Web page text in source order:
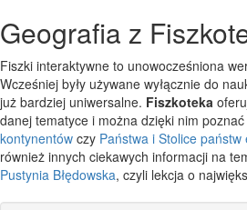
Geografia z
Fiszki interaktywne to unowocześniona
Wcześniej były używane wyłącznie do
już bardziej uniwersalne. Fiszkoteka
danej tematyce i można dzięki nim poznać
kontynentów czy Państwa i Stolice państw
również innych ciekawych informacji na
Pustynia Błędowska, czyli lekcja o